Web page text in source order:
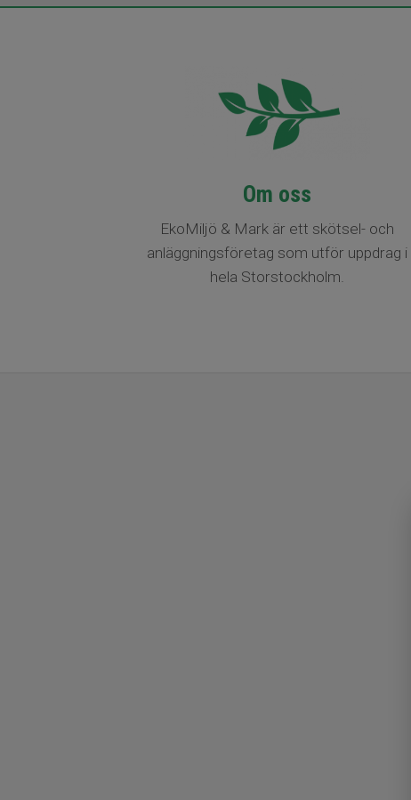
Om oss
EkoMiljö & Mark är ett skötsel- och
anläggningsföretag som utför uppdrag i
hela Storstockholm.